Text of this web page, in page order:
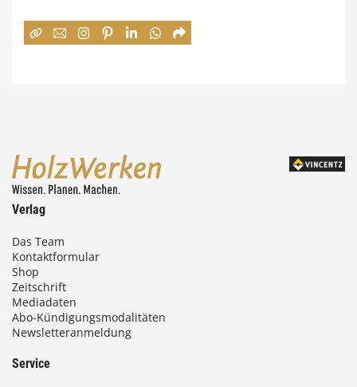
e
0
Verlag
Das Team
Kontaktformular
Shop
Zeitschrift
Mediadaten
Abo-Kündigungsmodalitäten
Newsletteranmeldung
Service